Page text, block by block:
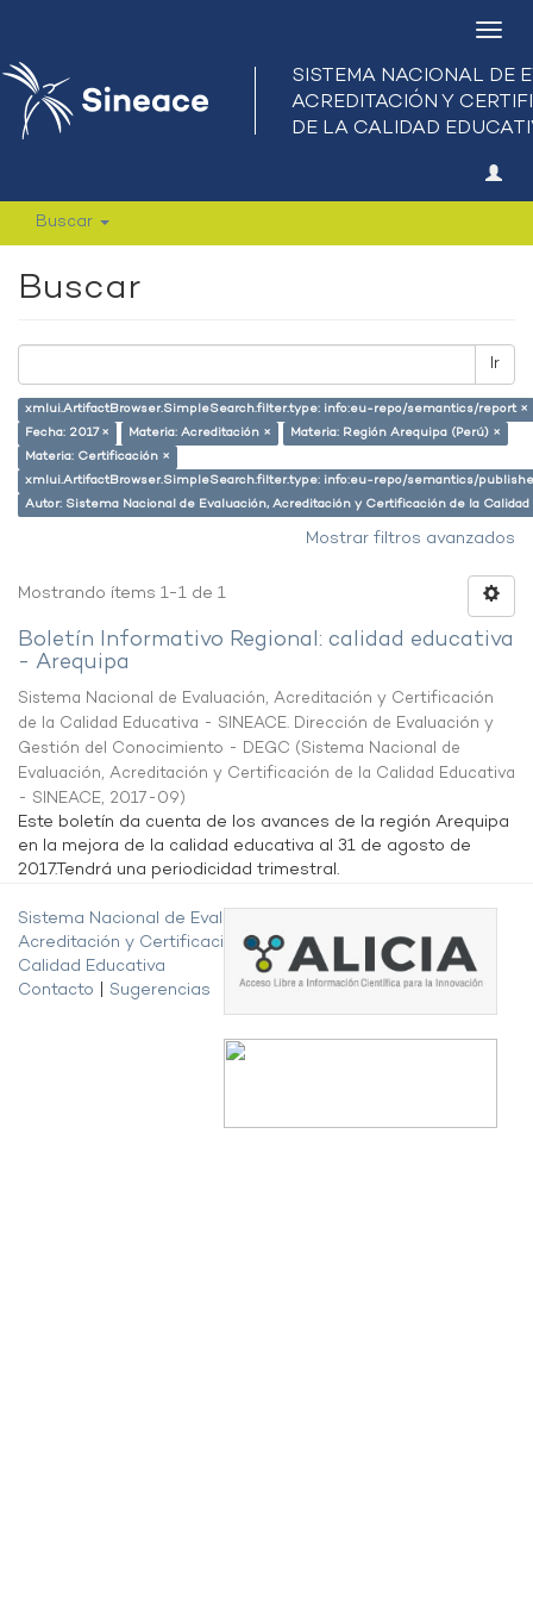
Buscar
Buscar
Ir
xmlui.ArtifactBrowser.SimpleSearch.filter.type: info:eu-repo/semantics/report ×
Fecha: 2017 ×
Materia: Acreditación ×
Materia: Región Arequipa (Perú) ×
Materia: Certificación ×
xmlui.ArtifactBrowser.SimpleSearch.filter.type: info:eu-repo/semantics/
Autor: Sistema Nacional de Evaluación, Acreditación y Certificación de la
Mostrar filtros avanzados
Mostrando ítems 1-1 de 1
Boletín Informativo Regional: calidad educativa
- Arequipa
Sistema Nacional de Evaluación, Acreditación y Certificación
de la Calidad Educativa - SINEACE. Dirección de Evaluación y
Gestión del Conocimiento - DEGC (Sistema Nacional de
Evaluación, Acreditación y Certificación de la Calidad Educativa
- SINEACE, 2017-09)
Este boletín da cuenta de los avances de la región Arequipa
en la mejora de la calidad educativa al 31 de agosto de
2017.Tendrá una periodicidad trimestral.
Sistema Nacional de Evaluación,
Acreditación y Certificación de la
Calidad Educativa
Contacto
Sugerencias